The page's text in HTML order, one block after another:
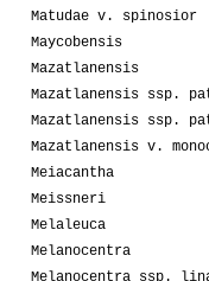
Matudae v. spinosior
Maycobensis
Mazatlanensis
Mazatlanensis ssp.
Mazatlanensis ssp.
Mazatlanensis v.
Meiacantha
Meissneri
Melaleuca
Melanocentra
Melanocentra ssp.